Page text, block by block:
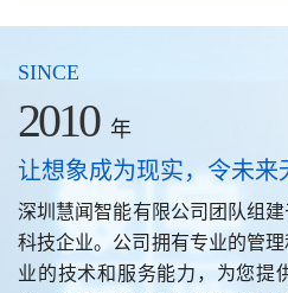
SINCE
2010 年
让想象成为现实，令未来
深圳慧闻智能有限公司团队组
科技企业。公司拥有专业的管
业的技术和服务能力，为您提